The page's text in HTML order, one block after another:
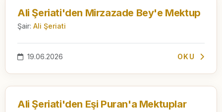
Ali Şeriati'den Mirzazade Bey'e Mektup
Şair: Ali Şeriati
19.06.2026 OKU
Ali Şeriati'den Eşi Puran'a Mektuplar